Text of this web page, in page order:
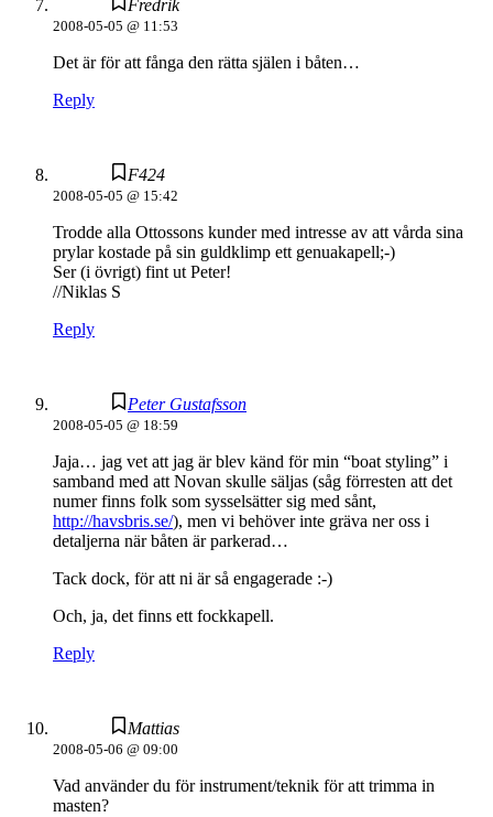
Fredrik
2008-05-05 @ 11:53
Det är för att fånga den rätta själen i båten…
Reply
F424
2008-05-05 @ 15:42
Trodde alla Ottossons kunder med intresse av att vårda sina
prylar kostade på sin guldklimp ett genuakapell;-)
Ser (i övrigt) fint ut Peter!
//Niklas S
Reply
Peter Gustafsson
2008-05-05 @ 18:59
Jaja… jag vet att jag är blev känd för min “boat styling” i
samband med att Novan skulle säljas (såg förresten att det
numer finns folk som sysselsätter sig med sånt,
http://havsbris.se/), men vi behöver inte gräva ner oss i
detaljerna när båten är parkerad…
Tack dock, för att ni är så engagerade :-)
Och, ja, det finns ett fockkapell.
Reply
Mattias
2008-05-06 @ 09:00
Vad använder du för instrument/teknik för att trimma in
masten?